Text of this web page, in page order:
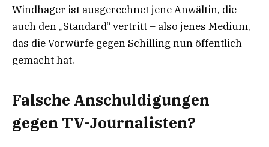
Windhager ist ausgerechnet jene Anwältin, die
auch den „Standard“ vertritt – also jenes Medium,
das die Vorwürfe gegen Schilling nun öffentlich
gemacht hat.
Falsche Anschuldigungen
gegen TV-Journalisten?